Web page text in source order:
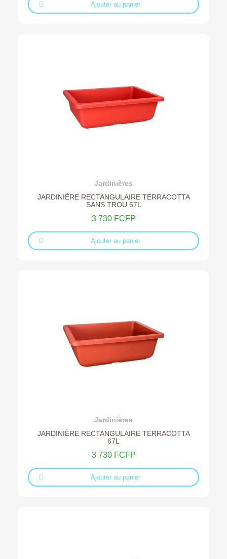
Ajouter au panier
Ajouter au devis
Jardinières
JARDINIÈRE RECTANGULAIRE TERRACOTTA
SANS TROU 67L
3 730 FCFP
Ajouter au panier
Ajouter au devis
Jardinières
JARDINIÈRE RECTANGULAIRE TERRACOTTA
67L
3 730 FCFP
Ajouter au panier